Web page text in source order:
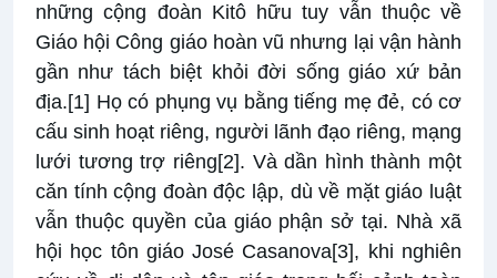
những cộng đoàn Kitô hữu tuy vẫn thuộc về
Giáo hội Công giáo hoàn vũ nhưng lại vận hành
gần như tách biệt khỏi đời sống giáo xứ bản
địa.[1] Họ có phụng vụ bằng tiếng mẹ đẻ, có cơ
cấu sinh hoạt riêng, người lãnh đạo riêng, mạng
lưới tương trợ riêng[2]. Và dần hình thành một
căn tính cộng đoàn độc lập, dù về mặt giáo luật
vẫn thuộc quyền của giáo phận sở tại. Nhà xã
hội học tôn giáo José Casanova[3], khi nghiên